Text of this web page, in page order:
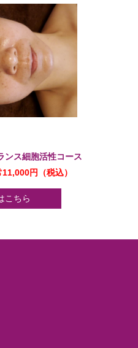
ンス細胞活性コース
円（税込）
こちら